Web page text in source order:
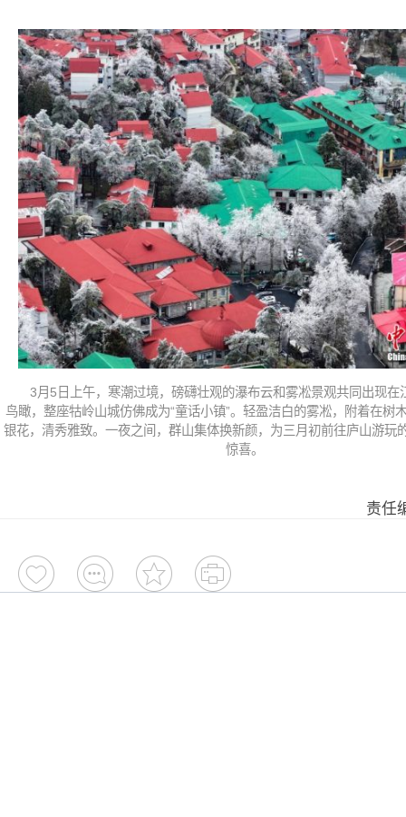
3月5日上午，寒潮过境，磅礴壮观的瀑布云和雾凇景观共同出现在
鸟瞰，整座牯岭山城仿佛成为“童话小镇”。轻盈洁白的雾凇，附着在树
银花，清秀雅致。一夜之间，群山集体换新颜，为三月初前往庐山游玩
惊喜。
责任